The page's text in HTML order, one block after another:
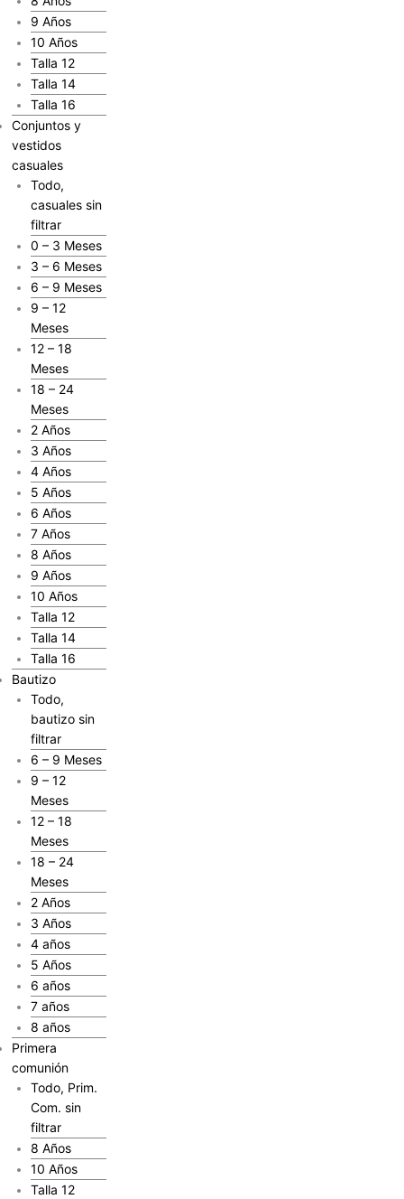
9 Años
10 Años
Talla 12
Talla 14
Talla 16
Conjuntos y
vestidos
casuales
Todo,
casuales sin
filtrar
0 – 3 Meses
3 – 6 Meses
6 – 9 Meses
9 – 12
Meses
12 – 18
Meses
18 – 24
Meses
2 Años
3 Años
4 Años
5 Años
6 Años
7 Años
8 Años
9 Años
10 Años
Talla 12
Talla 14
Talla 16
Bautizo
Todo,
bautizo sin
filtrar
6 – 9 Meses
9 – 12
Meses
12 – 18
Meses
18 – 24
Meses
2 Años
3 Años
4 años
5 Años
6 años
7 años
8 años
Primera
comunión
Todo, Prim.
Com. sin
filtrar
8 Años
10 Años
Talla 12